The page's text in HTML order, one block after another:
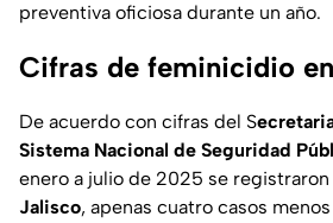
preventiva oficiosa durante un año.
Cifras de feminicidio
De acuerdo con cifras del S
Sistema Nacional de Seguridad
enero a julio de 2025 se registraron
Jalisco, apenas cuatro casos